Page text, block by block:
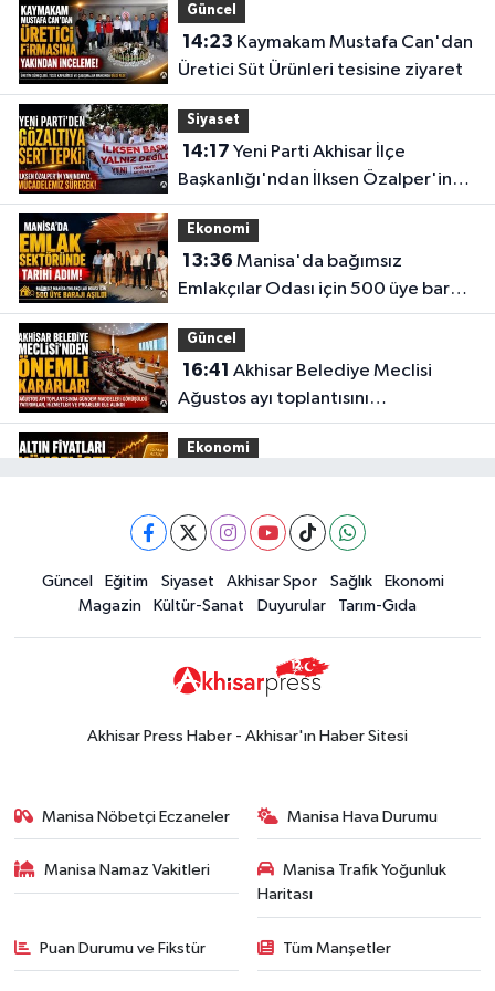
Deva Eczanesi
CAMICEDIT MAH. YUNUS EMRE CAD. NO:89 A PARK KAHVESİ KARŞISI
0 (236) 816 52 64
Egemen Eczanesi
CUMHURIYET MAHALLESI MENDERES CADDESİ NO:63 A KIZILELMA İLE
TRENYOLU ARASI
0 (236) 715 52 32 Yol Tarifi Al
Gülden Eczanesi
NAMIK KEMAL MAHALLESI EVREN CADDESI NO:1 A KÖPRÜBASI-MANISA
İŞ BANKASI YANI
0 (236) 571 26 61
Güncel
14:23
Üretici Süt Ürünleri tesisine ziyaret
Siyaset
14:17
Başkanlığı'ndan İlksen Özalper'in
gözaltına alınmasına tepki
Ekonomi
13:36
Emlakçılar Odası için 500 üye barajı
aşıldı
Güncel
16:41
Ağustos ayı toplantısını
gerçekleştirdi
Ekonomi
15:02Akhisar'da sıcak hava etkisini
sürdürüyor! İşte 5 günlük hava
durumu
Güncel
14:53
Çanakkale'nin tarihini yerinde
yaşadı
Güncel Eğitim Siyaset Akhisar Spor Sağlık
Ekonomi
Magazin
Kültür-Sanat Duyurular Tarım-Gıda
Akhisar Press Haber - Akhisar'ın Haber Sitesi
Manisa Nöbetçi Eczaneler Manisa Hava Durumu
Manisa Namaz Vakitleri
Manisa Trafik Yoğunluk
Haritası
Puan Durumu ve Fikstür Tüm Manşetler